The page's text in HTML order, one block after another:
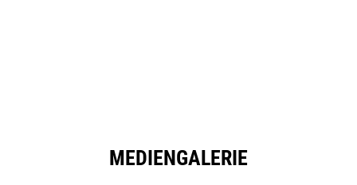
MEDIENGALERIE